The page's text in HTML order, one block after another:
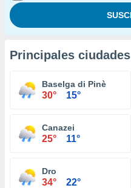
Principales ciudades
Baselga di Pinè
30° 15°
Canazei
25° 11°
Dro
34° 22°